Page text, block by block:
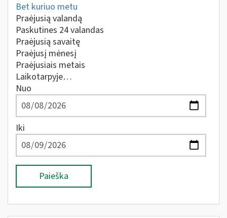
Bet kuriuo metu
Praėjusią valandą
Paskutines 24 valandas
Praėjusią savaitę
Praėjusį mėnesį
Praėjusiais metais
Laikotarpyje…
Nuo
Iki
Paieška